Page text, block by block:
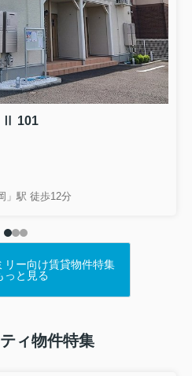
Ⅱ 101
」駅 徒歩12分
リー向け賃貸物件特集
っと見る
ィ物件特集